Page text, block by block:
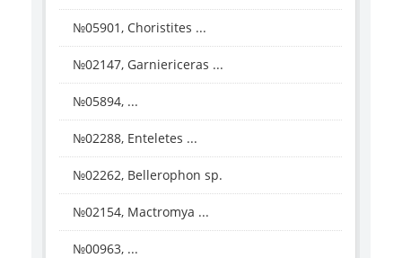
№05901, Choristites ...
№02147, Garniericeras ...
№05894, ...
№02288, Enteletes ...
№02262, Bellerophon sp.
№02154, Mactromya ...
№00963, ...